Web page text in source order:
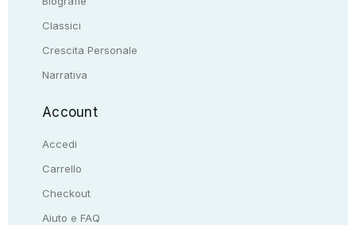
Classici
Crescita Personale
Narrativa
Account
Accedi
Carrello
Checkout
Aiuto e FAQ